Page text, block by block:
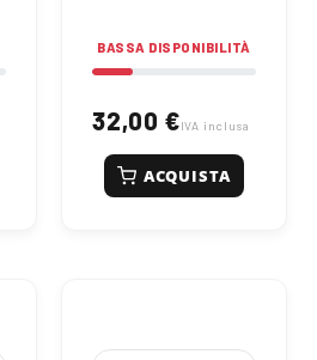
BASSA DISPONIBILITÀ
32,00 €IVA inclusa
ACQUISTA